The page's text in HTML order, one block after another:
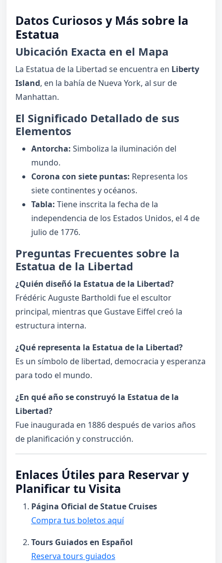
Datos Curiosos y Más sobre la
Estatua
Ubicación Exacta en el Mapa
La Estatua de la Libertad se encuentra en Liberty
Island, en la bahía de Nueva York, al sur de
Manhattan.
El Significado Detallado de sus
Elementos
Antorcha: Simboliza la iluminación del
mundo.
Corona con siete puntas: Representa los
siete continentes y océanos.
Tabla: Tiene inscrita la fecha de la
independencia de los Estados Unidos, el 4 de
julio de 1776.
Preguntas Frecuentes sobre la
Estatua de la Libertad
¿Quién diseñó la Estatua de la Libertad?
Frédéric Auguste Bartholdi fue el escultor
principal, mientras que Gustave Eiffel creó la
estructura interna.
¿Qué representa la Estatua de la Libertad?
Es un símbolo de libertad, democracia y esperanza
para todo el mundo.
¿En qué año se construyó la Estatua de la
Libertad?
Fue inaugurada en 1886 después de varios años
de planificación y construcción.
Enlaces Útiles para Reservar y
Planificar tu Visita
Página Oficial de Statue Cruises
Compra tus boletos aquí
Tours Guiados en Español
Reserva tours guiados